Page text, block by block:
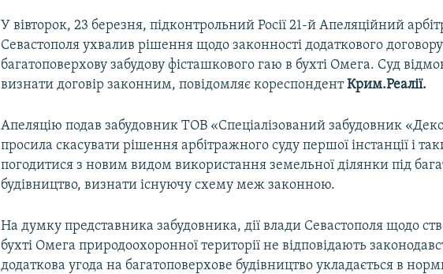
У вівторок, 23 березня, підконтрольний Росії 21-й Апеляційний
Севастополя ухвалив рішення щодо законності додаткового
багатоповерхову забудову фісташкового гаю в бухті Омега. Суд
визнати договір законним, повідомляє кореспондентКрим.Реалії.
Апеляцію подав забудовник ТОВ «Спеціалізований забудовник
просила скасувати рішення арбітражного суду першої інстанції і
погодитися з новим видом використання земельної ділянки під
будівництво, визнати існуючу схему меж законною.
На думку представника забудовника, дії влади Севастополя щодо
бухті Омега природоохоронної території не відповідають
додаткова угода на багатоповерхове будівництво укладається в